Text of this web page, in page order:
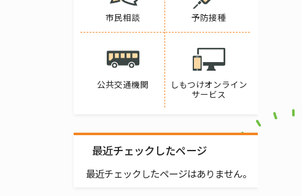
市民相談 予防接種
公共交通機関
しもつけオンライン
サービス
最近チェックしたページ
最近チェックしたページはありません。